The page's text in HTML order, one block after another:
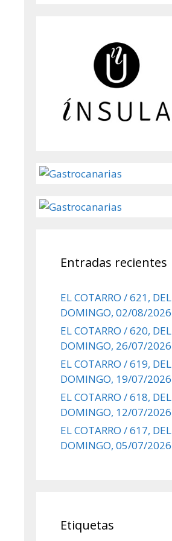
Entradas recientes
EL COTARRO / 621, DEL
DOMINGO, 02/08/2026
EL COTARRO / 620, DEL
DOMINGO, 26/07/2026
EL COTARRO / 619, DEL
DOMINGO, 19/07/2026
EL COTARRO / 618, DEL
DOMINGO, 12/07/2026
EL COTARRO / 617, DEL
DOMINGO, 05/07/2026
Etiquetas